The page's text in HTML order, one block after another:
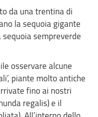
da una trentina di
la sequoia gigante
sempreverde
osservare alcune
piante molto antiche
fino ai nostri
regalis) e il